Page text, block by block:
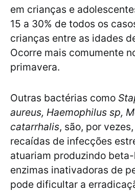
em crianças e
15 a 30% de todos os
crianças entre as idades
Ocorre mais comumente
primavera.
Outras bactérias como
aureus, Haemophilus sp,
catarrhalis, são, por
recaídas de infecções
atuariam produzindo
enzimas inativadoras de
pode dificultar a